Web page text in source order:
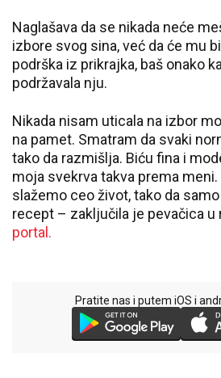
Naglašava da se nikada neće
izbore svog sina, već da će mu
podrška iz prikrajka, baš onako
podržavala nju.
Nikada nisam uticala na izbor
na pamet. Smatram da svaki
tako da razmišlja. Biću fina i
moja svekrva takva prema
slažemo ceo život, tako da
recept – zaključila je pevačica u
portal.
Pratite nas i putem iOS i